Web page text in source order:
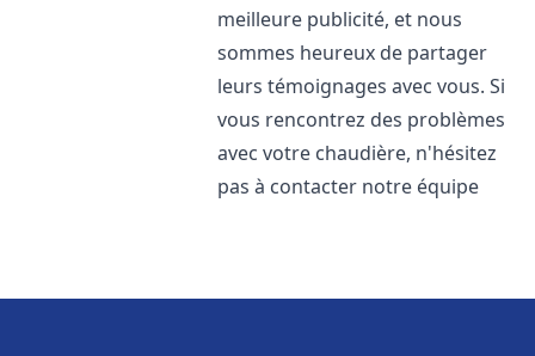
meilleure publicité, et nous
sommes heureux de partager
leurs témoignages avec vous. Si
vous rencontrez des problèmes
avec votre chaudière, n'hésitez
pas à contacter notre équipe